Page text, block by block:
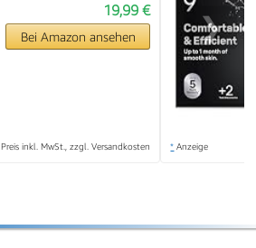
19,99 €
Bei Amazon ansehen
Preis inkl. MwSt., zzgl. Versandkosten * Anzeige
❯